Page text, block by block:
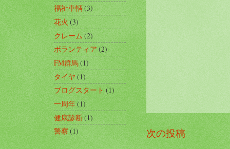
次の投稿
福祉車輌 (3)
花火(3)
クレーム(2)
ボランティア(2)
FM群馬(1)
タイヤ(1)
ブログスタート(1)
一周年(1)
健康診断(1)
警察 (1)